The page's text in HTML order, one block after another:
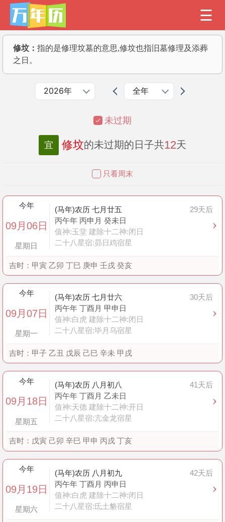
修坟： 指的是修理坟墓的意思,修坟也指旧墓修理及添葬
之日。
2026年 全年
未过期
宜 修坟的未过期的日子共12天
只看周末
今年
09月06日
星期日
(马年)农历 七月廿五
29天后
丙午年 丙申月 癸未日
值神:玉堂 建除十二神:闭日
二十八星宿:昴日鸡宿星
吉时： 甲寅 乙卯 丁巳 庚申 壬戌 癸亥
今年
09月07日
星期一
(马年)农历 七月廿六
30天后
丙午年 丁酉月 甲申日
值神:白虎 建除十二神:闭日
二十八星宿:毕月乌宿星
吉时： 甲子 乙丑 戊辰 己巳 辛未 甲戌
今年
09月18日
星期五
(马年)农历 八月初八
41天后
丙午年 丁酉月 乙未日
值神:天德 建除十二神:开日
二十八星宿:亢金龙宿星
吉时： 戊寅 己卯 辛巳 甲申 丙戌 丁亥
今年
09月19日
星期六
(马年)农历 八月初九
42天后
丙午年 丁酉月 丙申日
值神:白虎 建除十二神:闭日
二十八星宿:氐土貉宿星